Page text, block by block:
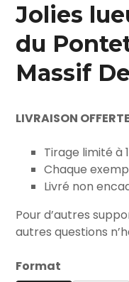
Jolies
du
Massif
LIVRAISON
Tirage limité à
Chaque
Livré non
Pour d’autres
autres questions
Format